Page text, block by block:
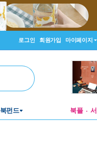
로그인 회원가입 마이페이지
북펀드 북플